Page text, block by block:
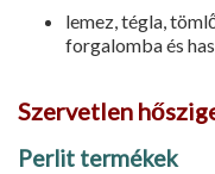
lemez, tégla,
forgalomba és
Szervetlen
Perlit termékek